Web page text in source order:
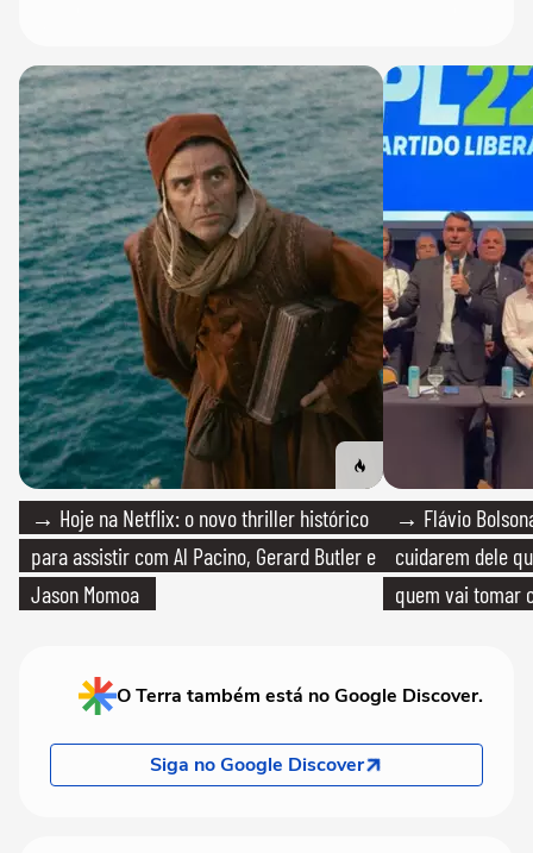
→ Hoje na Netflix: o novo thriller histórico
para assistir com Al Pacino, Gerard Butler e
Jason Momoa
→ Flávio
cuidarem dele
quem vai tomar
O Terra também está no Google Discover.
Siga no Google Discover